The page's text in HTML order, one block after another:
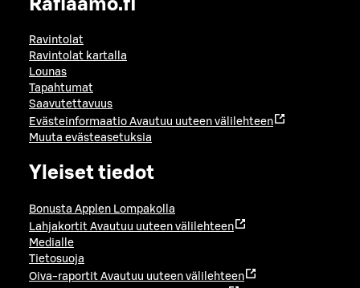
Raflaamo.fi
Ravintolat
Ravintolat kartalla
Lounas
Tapahtumat
Saavutettavuus
Evästeinformaatio Avautuu uuteen välilehteen
Muuta evästeasetuksia
Yleiset tiedot
Bonusta Applen Lompakolla
Lahjakortit Avautuu uuteen välilehteen
Medialle
Tietosuoja
Oiva-raportit Avautuu uuteen välilehteen